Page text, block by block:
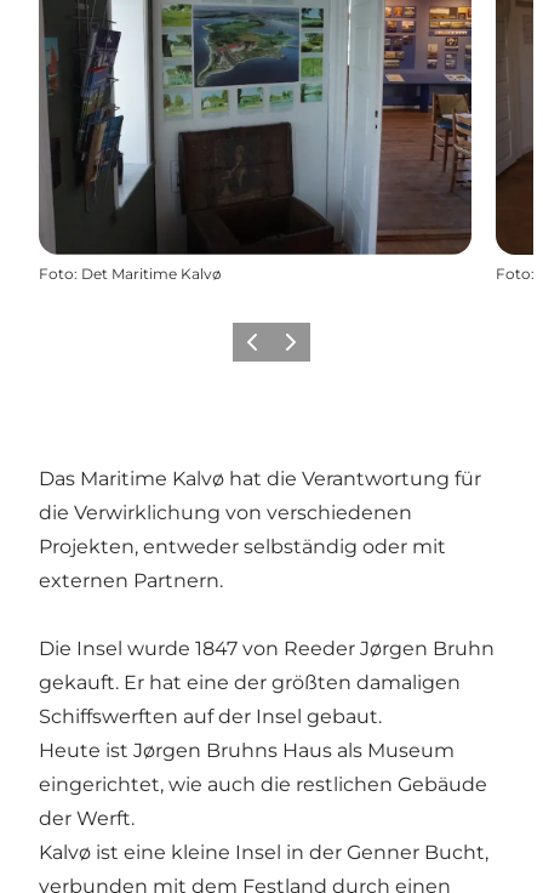
Foto: Det Maritime Kalvø Foto:
ZurückWeiter
Das Maritime Kalvø hat die Verantwortung für
die Verwirklichung von verschiedenen
Projekten, entweder selbständig oder mit
externen Partnern.
Die Insel wurde 1847 von Reeder Jørgen Bruhn
gekauft. Er hat eine der größten damaligen
Schiffswerften auf der Insel gebaut.
Heute ist Jørgen Bruhns Haus als Museum
eingerichtet, wie auch die restlichen Gebäude
der Werft.
Kalvø ist eine kleine Insel in der Genner Bucht,
verbunden mit dem Festland durch einen